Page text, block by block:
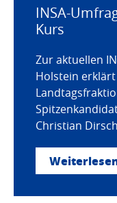
INSA-
Kurs
Zur aktuellen
Holstein
Christian